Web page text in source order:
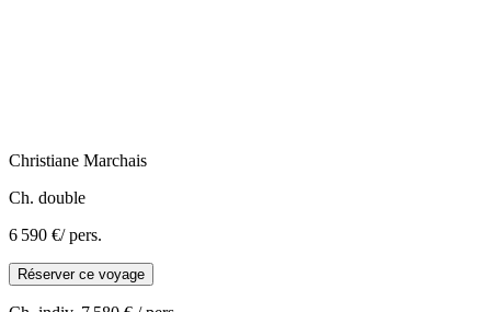
Christiane Marchais
Ch. double
6 590 €/ pers.
Réserver ce voyage